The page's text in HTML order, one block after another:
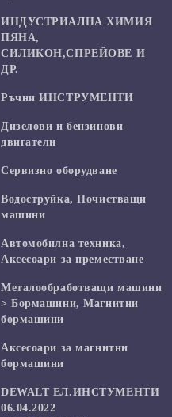
ИНДУСТРИАЛНА ХИМИЯ
ПЯНА,
СИЛИКОН,СПРЕЙОВЕ И
ДР.
Ръчни ИНСТРУМЕНТИ
Дизелови и бензинови
двигатели
Сервизно оборудване
Водоструйка, Почистващи
машини
Автомобилна техника,
Аксесоари за преместване
Mеталообработващи машини
> Бормашини, Магнитни
бормашини
Аксесоари за магнитни
бормашини
DEWALT ЕЛ.ИНСТУМЕНТИ
06.04.2022